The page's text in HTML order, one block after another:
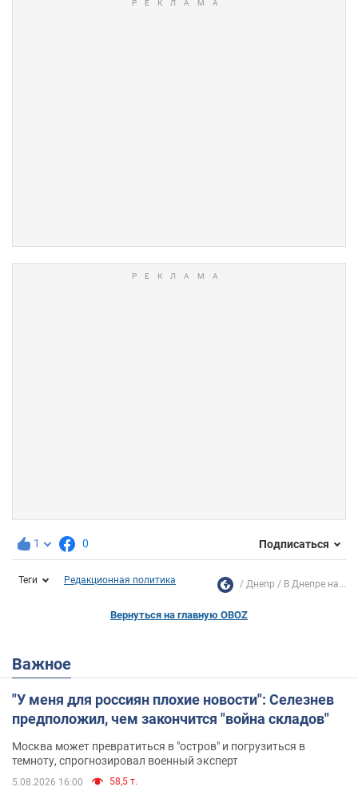
1 0 Подписаться
Теги Редакционная политика Днепр В Днепре на...
Вернуться на главную OBOZ
Важное
"У меня для россиян плохие новости": Селезнев
предположил, чем закончится "война складов"
Москва может превратиться в "остров" и погрузиться в
темноту, спрогнозировал военный эксперт
5.08.2026 16:00 58,5 т.